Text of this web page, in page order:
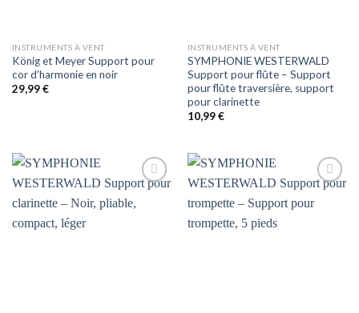
INSTRUMENTS À VENT
König et Meyer Support pour
cor d’harmonie en noir
29,99€
INSTRUMENTS À VENT
SYMPHONIE WESTERWALD
Support pour flûte – Support
pour flûte traversière, support
pour clarinette
10,99€